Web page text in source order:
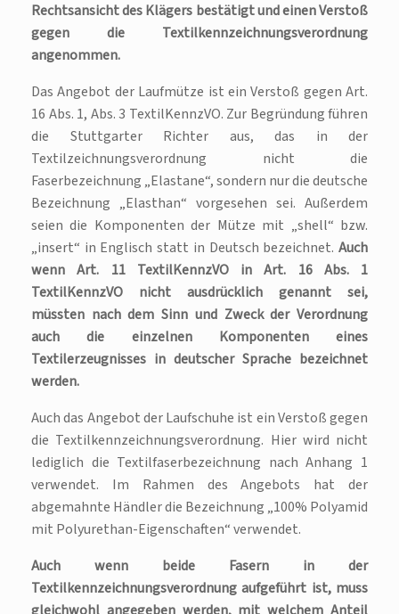
Rechtsansicht des Klägers bestätigt und einen Verstoß
gegen die Textilkennzeichnungsverordnung
angenommen.
Das Angebot der Laufmütze ist ein Verstoß gegen Art.
16 Abs. 1, Abs. 3 TextilKennzVO. Zur Begründung führen
die Stuttgarter Richter aus, das in der
Textilzeichnungsverordnung nicht die
Faserbezeichnung „Elastane“, sondern nur die deutsche
Bezeichnung „Elasthan“ vorgesehen sei. Außerdem
seien die Komponenten der Mütze mit „shell“ bzw.
„insert“ in Englisch statt in Deutsch bezeichnet. Auch
wenn Art. 11 TextilKennzVO in Art. 16 Abs. 1
TextilKennzVO nicht ausdrücklich genannt sei,
müssten nach dem Sinn und Zweck der Verordnung
auch die einzelnen Komponenten eines
Textilerzeugnisses in deutscher Sprache bezeichnet
werden.
Auch das Angebot der Laufschuhe ist ein Verstoß gegen
die Textilkennzeichnungsverordnung. Hier wird nicht
lediglich die Textilfaserbezeichnung nach Anhang 1
verwendet. Im Rahmen des Angebots hat der
abgemahnte Händler die Bezeichnung „100% Polyamid
mit Polyurethan-Eigenschaften“ verwendet.
Auch wenn beide Fasern in der
Textilkennzeichnungsverordnung aufgeführt ist, muss